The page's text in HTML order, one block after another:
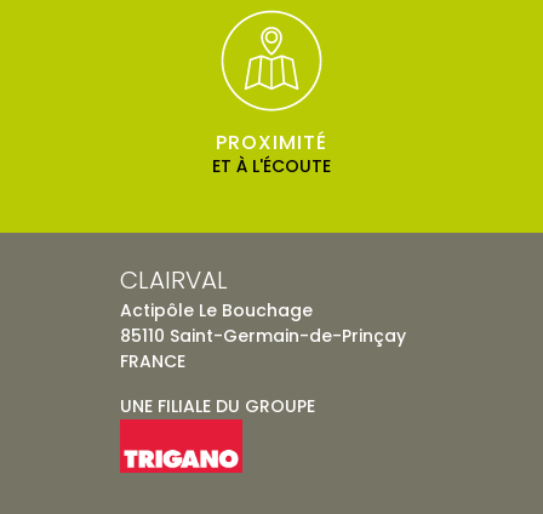
PROXIMITÉ
ET À L'ÉCOUTE
CLAIRVAL
Actipôle Le Bouchage
85110 Saint-Germain-de-Prinçay
FRANCE
UNE FILIALE DU GROUPE